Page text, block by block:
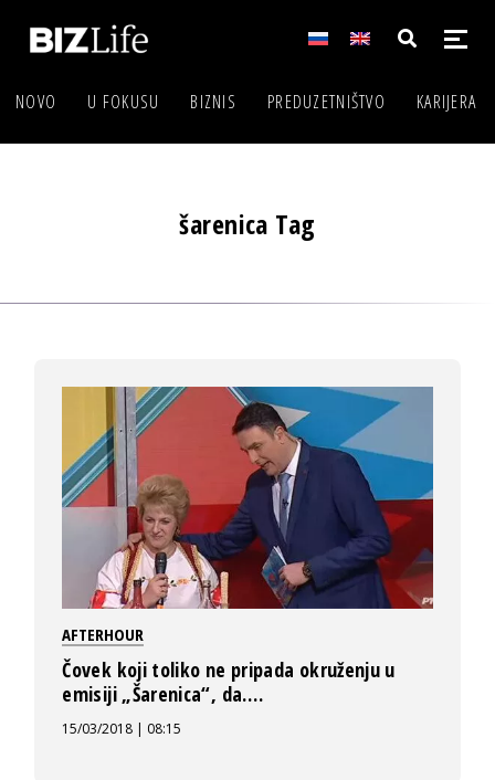
NOVO U FOKUSU BIZNIS PREDUZETNIŠTVO KARIJERA
šarenica Tag
AFTERHOUR
Čovek koji toliko ne pripada okruženju u
emisiji „Šarenica“, da….
15/03/2018 | 08:15